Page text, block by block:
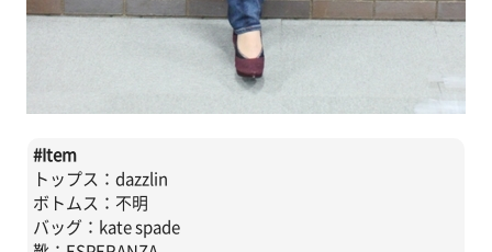
#Item
トップス：dazzlin
ボトムス：不明
バッグ：kate spade